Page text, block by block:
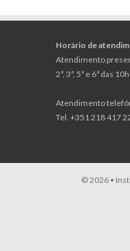
Horário de
Atendimento
2ª, 3ª, 5ª e 6ª das
Atendimento
Tel. +351 218 417
© 2026 •